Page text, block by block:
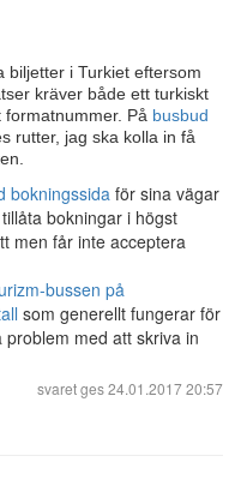
biljetter i Turkiet eftersom
kräver både ett turkiskt
På busbud
rutter, jag ska kolla in få
bokningssida för sina vägar
bokningar i högst
men får inte acceptera
bussen på
som generellt fungerar för
med att skriva in
svaret ges24.01.2017 20:57